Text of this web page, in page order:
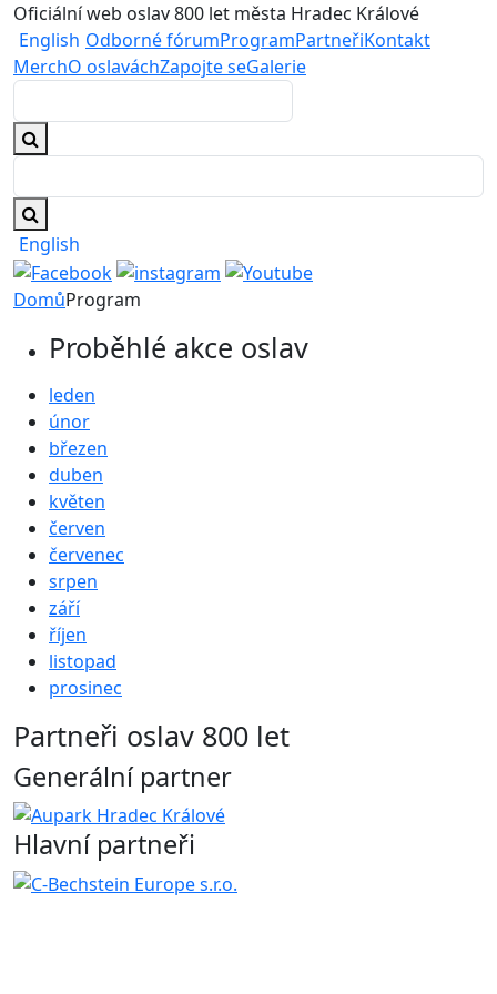
Oficiální web oslav 800 let města Hradec Králové
English Odborné fórumProgramPartneřiKontakt
MerchO oslaváchZapojte seGalerie
English
DomůProgram
Proběhlé akce oslav
leden
únor
březen
duben
květen
červen
červenec
srpen
září
říjen
listopad
prosinec
Partneři oslav 800 let
Generální partner
Hlavní partneři